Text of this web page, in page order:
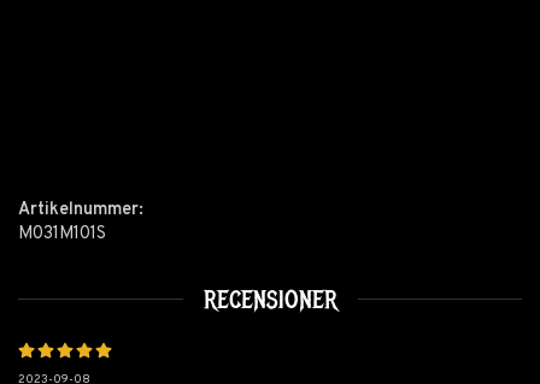
Artikelnummer:
M031M101S
RECENSIONER
2023-09-08